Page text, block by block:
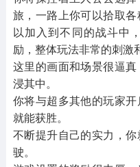
旅，一路上你可以拾取
以加入到不同的战斗中
励，整体玩法非常的刺激
这里的画面和场景很逼
浸其中。
你将与超多其他的玩家
就能获胜。
不断提升自己的实力，
驶。